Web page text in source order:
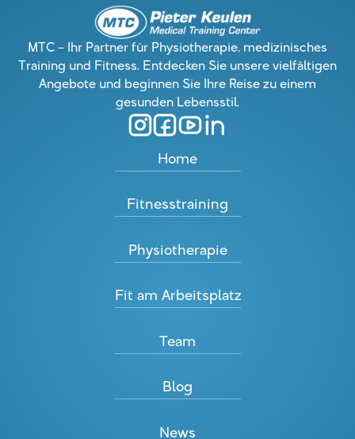
MTC – Ihr Partner für Physiotherapie, medizinisches
Training und Fitness. Entdecken Sie unsere vielfältigen
Angebote und beginnen Sie Ihre Reise zu einem
gesunden Lebensstil.
Home
Fitnesstraining
Physiotherapie
Fit am Arbeitsplatz
Team
Blog
News